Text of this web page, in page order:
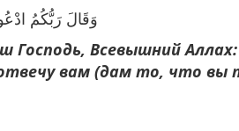
وَقَالَ رَبُّكُمُ
Господь, Всевышний
вам (дам то, что вы